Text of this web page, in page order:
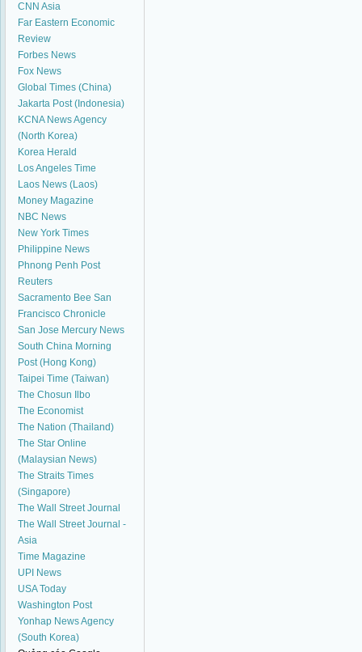
CNN Asia
Far Eastern Economic
Review
Forbes News
Fox News
Global Times (China)
Jakarta Post (Indonesia)
KCNA News Agency
(North Korea)
Korea Herald
Los Angeles Time
Laos News (Laos)
Money Magazine
NBC News
New York Times
Philippine News
Phnong Penh Post
Reuters
Sacramento Bee San
Francisco Chronicle
San Jose Mercury News
South China Morning
Post (Hong Kong)
Taipei Time (Taiwan)
The Chosun Ilbo
The Economist
The Nation (Thailand)
The Star Online
(Malaysian News)
The Straits Times
(Singapore)
The Wall Street Journal
The Wall Street Journal -
Asia
Time Magazine
UPI News
USA Today
Washington Post
Yonhap News Agency
(South Korea)